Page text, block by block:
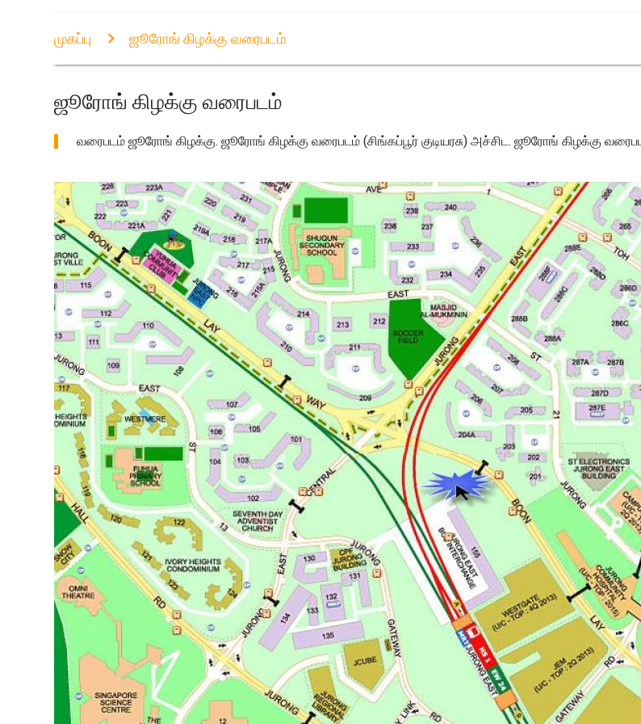
முகப்பு ஜூரோங் கிழக்கு வரைபடம்
ஜூரோங் கிழக்கு வரைபடம்
வரைபடம் ஜூரோங் கிழக்கு. ஜூரோங் கிழக்கு வரைபடம் (சிங்கப்பூர் குடியரசு) அச்சிட. ஜூரோங் கிழக்கு வரைபடம்